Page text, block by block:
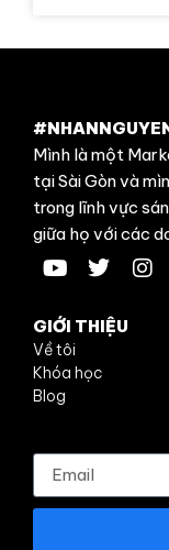
Mình là một
tại Sài Gòn và
trong lĩnh vực
giữa họ với các
GIỚI THIỆU
Về tôi
Khóa học
Blog